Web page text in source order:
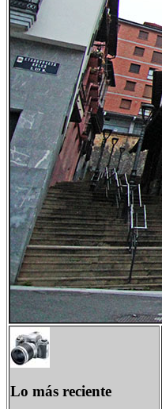
Lo más reciente